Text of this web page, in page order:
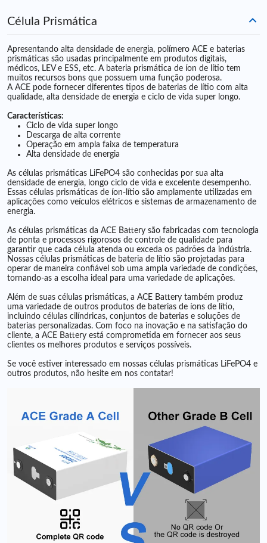
Célula Prismática
Apresentando alta densidade de energia, polímero ACE e baterias
prismáticas são usadas principalmente em produtos digitais,
médicos, LEV e ESS, etc. A bateria prismática de íon de lítio tem
muitos recursos bons que possuem uma função poderosa.
A ACE pode fornecer diferentes tipos de baterias de lítio com alta
qualidade, alta densidade de energia e ciclo de vida super longo.
Características:
Ciclo de vida super longo
Descarga de alta corrente
Operação em ampla faixa de temperatura
Alta densidade de energia
As células prismáticas LiFePO4 são conhecidas por sua alta
densidade de energia, longo ciclo de vida e excelente desempenho.
Essas células prismáticas de íon-lítio são amplamente utilizadas em
aplicações como veículos elétricos e sistemas de armazenamento de
energia.
As células prismáticas da ACE Battery são fabricadas com tecnologia
de ponta e processos rigorosos de controle de qualidade para
garantir que cada célula atenda ou exceda os padrões da indústria.
Nossas células prismáticas de bateria de lítio são projetadas para
operar de maneira confiável sob uma ampla variedade de condições,
tornando-as a escolha ideal para uma variedade de aplicações.
Além de suas células prismáticas, a ACE Battery também produz
uma variedade de outros produtos de baterias de íons de lítio,
incluindo células cilíndricas, conjuntos de baterias e soluções de
baterias personalizadas. Com foco na inovação e na satisfação do
cliente, a ACE Battery está comprometida em fornecer aos seus
clientes os melhores produtos e serviços possíveis.
Se você estiver interessado em nossas células prismáticas LiFePO4 e
outros produtos, não hesite em nos contatar!